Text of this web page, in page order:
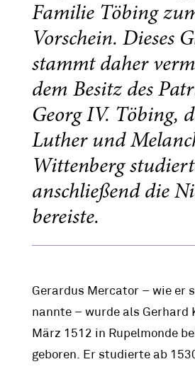
Familie Töbing
Vorschein. Dieses
stammt daher
dem Besitz des
Georg IV. Töbing,
Luther und
Wittenberg
anschließend die
bereiste.
Gerardus Mercator – wie er
nannte – wurde als Gerhard
März 1512 in Rupelmonde
geboren. Er studierte ab